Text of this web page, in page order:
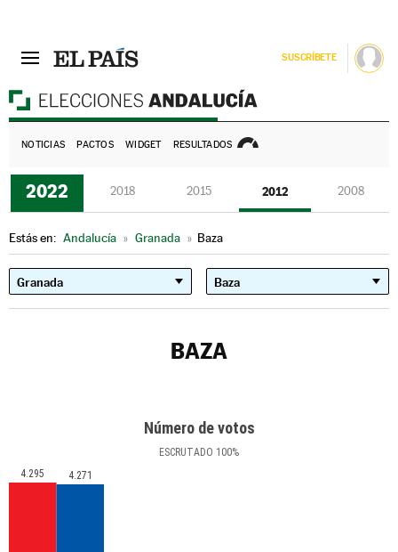
SUSCRÍBETE
NOTICIAS PACTOS WIDGET RESULTADOS
2022 2018 2015 2012 2008
Estás en: Andalucía » Granada » Baza
BAZA
Número de votos
ESCRUTADO 100%
4.295 4.271